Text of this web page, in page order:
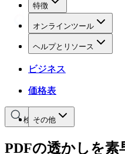
特徴
オンラインツール
ヘルプとリソース
ビジネス
価格表
その他
特徴
オンラインツール
ヘルプとリソース
ビジネス
価格表
検索する
PDFの透かしを素